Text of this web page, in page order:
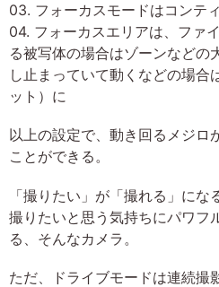
03. フォーカスモードはコンテ
04. フォーカスエリアは、ファ
る被写体の場合はゾーンなどの
し止まっていて動くなどの場合
ット）に
以上の設定で、動き回るメジロ
ことができる。
「撮りたい」が「撮れる」にな
撮りたいと思う気持ちにパワフ
る、そんなカメラ。
ただ、ドライブモードは連続撮